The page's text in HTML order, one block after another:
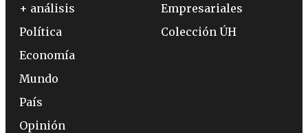
+ análisis
Política
Economía
Mundo
País
Opinión
Empresariales
Colección ÚH